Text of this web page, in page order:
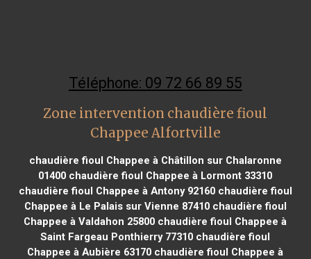
Téléphone: 09 72 66 89 55
Zone intervention chaudière fioul
Chappee Alfortville
chaudière fioul Chappee à Châtillon sur Chalaronne
01400 chaudière fioul Chappee à Lormont 33310
chaudière fioul Chappee à Antony 92160chaudière fioul
Chappee à Le Palais sur Vienne 87410chaudière fioul
Chappee à Valdahon 25800 chaudière fioul Chappee à
Saint Fargeau Ponthierry 77310 chaudière fioul
Chappee à Aubière 63170 chaudière fioul Chappee à